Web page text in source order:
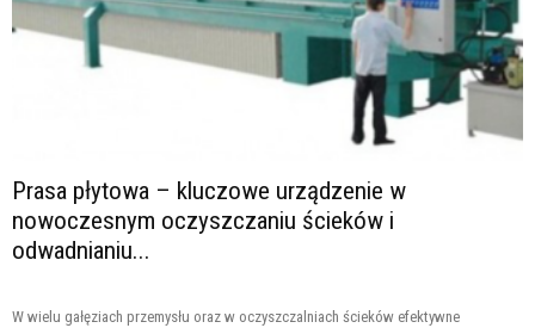
Prasa płytowa – kluczowe urządzenie w
nowoczesnym oczyszczaniu ścieków i
odwadnianiu...
W wielu gałęziach przemysłu oraz w oczyszczalniach ścieków efektywne